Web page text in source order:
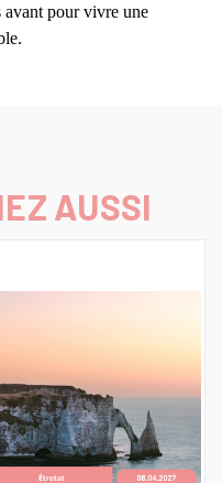
avant pour vivre une
AUSSI